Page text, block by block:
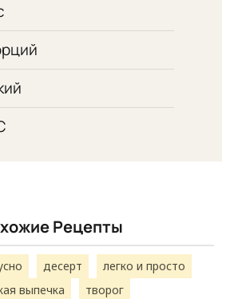
Рецепты
десерт
легко и просто
выпечка
творог